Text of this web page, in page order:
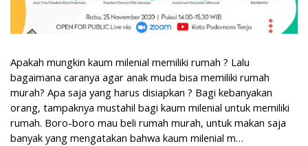
Apakah mungkin kaum milenial memiliki rumah ? Lalu
bagaimana caranya agar anak muda bisa memiliki rumah
murah? Apa saja yang harus disiapkan ? Bagi kebanyakan
orang, tampaknya mustahil bagi kaum milenial untuk memiliki
rumah. Boro-boro mau beli rumah murah, untuk makan saja
banyak yang mengatakan bahwa kaum milenial m…